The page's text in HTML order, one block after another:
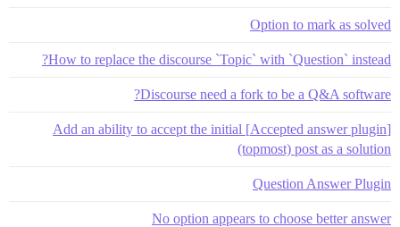
Option to mark as solved
How to replace the discourse `Topic` with `Question` instead?
Discourse need a fork to be a Q&A software?
[Accepted answer plugin] Add an ability to accept the initial
(topmost) post as a solution
Question Answer Plugin
No option appears to choose better answer